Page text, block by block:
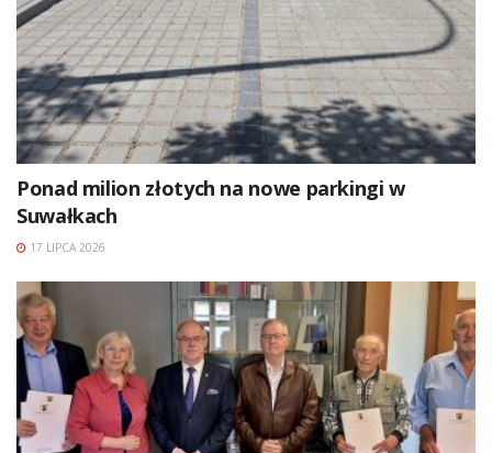
Ponad milion złotych na nowe parkingi w
Suwałkach
17 LIPCA 2026